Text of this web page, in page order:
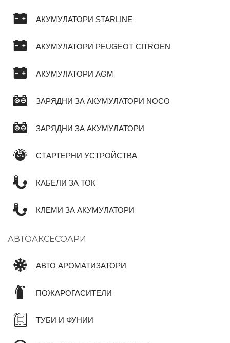
АКУМУЛАТОРИ STARLINE
АКУМУЛАТОРИ PEUGEOT CITROEN
АКУМУЛАТОРИ AGM
ЗАРЯДНИ ЗА АКУМУЛАТОРИ NOCO
ЗАРЯДНИ ЗА АКУМУЛАТОРИ
СТАРТЕРНИ УСТРОЙСТВА
КАБЕЛИ ЗА ТОК
КЛЕМИ ЗА АКУМУЛАТОРИ
АВТОАКСЕСОАРИ
АВТО АРОМАТИЗАТОРИ
ПОЖАРОГАСИТЕЛИ
ТУБИ И ФУНИИ